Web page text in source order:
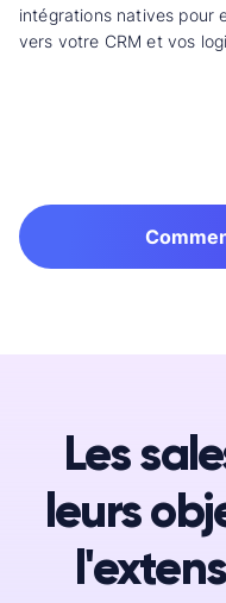
intégrations natives pour
vers votre CRM et vos
Les
leurs